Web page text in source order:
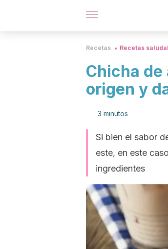
Recetas Recetas
Chicha de
origen y
3 minutos
Si bien el sabor
este, en este
ingredientes